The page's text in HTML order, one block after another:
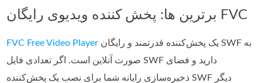
برترین ها: پخش کننده ویدیوی رایگان FVC
FVC Free Video Player
صورت آنلاین است. اگر تعدادی فایل SWF دارید و فضای
ذخیره‌سازی رایانه شما برای نصب یک پخش‌کننده SWF دیگر